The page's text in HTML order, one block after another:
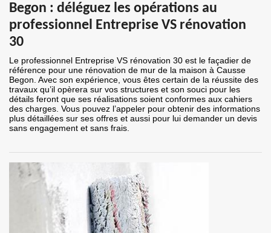
Begon : déléguez les opérations au
professionnel Entreprise VS rénovation
30
Le professionnel Entreprise VS rénovation 30 est le façadier de
référence pour une rénovation de mur de la maison à Causse
Begon. Avec son expérience, vous êtes certain de la réussite des
travaux qu’il opèrera sur vos structures et son souci pour les
détails feront que ses réalisations soient conformes aux cahiers
des charges. Vous pouvez l’appeler pour obtenir des informations
plus détaillées sur ses offres et aussi pour lui demander un devis
sans engagement et sans frais.